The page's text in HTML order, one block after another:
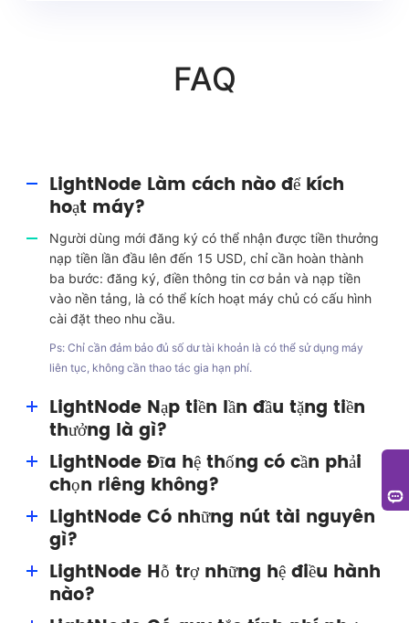
FAQ
LightNode Làm cách nào để kích
hoạt máy?
Người dùng mới đăng ký có thể nhận được tiền thưởng
nạp tiền lần đầu lên đến 15 USD, chỉ cần hoàn thành
ba bước: đăng ký, điền thông tin cơ bản và nạp tiền
vào nền tảng, là có thể kích hoạt máy chủ có cấu hình
cài đặt theo nhu cầu.
Ps: Chỉ cần đảm bảo đủ số dư tài khoản là có thể sử dụng máy
liên tục, không cần thao tác gia hạn phí.
LightNode Nạp tiền lần đầu tặng tiền
thưởng là gì?
Tiền thưởng nạp tiền đầu là phúc lợi ích do LightNode
cung cấp cho người dùng, người dùng có thể nhận
có thể dùng để chi trả cho tài nguyên.
LightNode Đĩa hệ thống có cần phải
chọn riêng không?
Không cần phải chọn riêng, mỗi máy chủ VPS,
LightNode đều trang bị cho bạn một đĩa hệ thống 50G.
LightNode Có những nút tài nguyên
gì?
LightNode bao gồm các nút ở Thung lũng Silicon của
Mỹ, Washington của Mỹ, Frankfurt của Đức, Thổ Nhĩ
LightNode Hỗ trợ những hệ điều hành
nào?